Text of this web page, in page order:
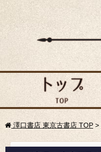
澤口書店 東京古書店 TOP >